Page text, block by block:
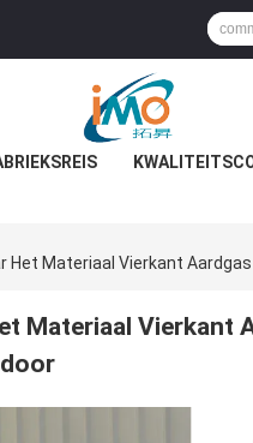
Het Materiaal Vierkant
Materiaal Vierkant